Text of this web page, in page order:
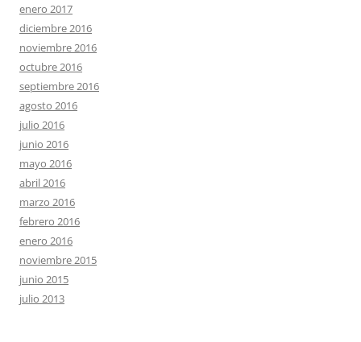
enero 2017
diciembre 2016
noviembre 2016
octubre 2016
septiembre 2016
agosto 2016
julio 2016
junio 2016
mayo 2016
abril 2016
marzo 2016
febrero 2016
enero 2016
noviembre 2015
junio 2015
julio 2013